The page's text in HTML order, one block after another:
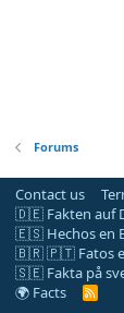
Forums
Contact us
🇩🇪 Fakten auf
🇪🇸 Hechos en
🇧🇷 🇵🇹 Fatos
🇸🇪 Fakta på
🌍 Facts
R